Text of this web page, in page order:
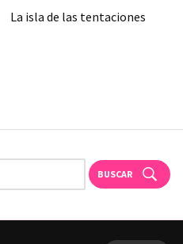
La isla de las tentaciones
BUSCAR